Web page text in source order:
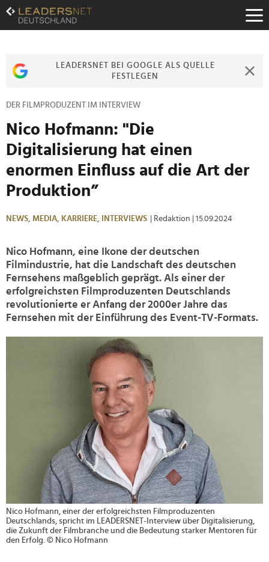
Zum
Inhalt
Zur
Zur
LEADERSNET BEI GOOGLE ALS QUELLE
FESTLEGEN
DER FILMPRODUZENT IM INTERVIEW
Nico Hofmann: "Die
Digitalisierung hat einen
enormen Einfluss auf die Art der
Produktion”
NEWS, MEDIA, KARRIERE, INTERVIEWS | Redaktion | 15.09.2024
Nico Hofmann, eine Ikone der deutschen
Filmindustrie, hat die Landschaft des deutschen
Fernsehens maßgeblich geprägt. Als einer der
erfolgreichsten Filmproduzenten Deutschlands
revolutionierte er Anfang der 2000er Jahre das
Fernsehen mit der Einführung des Event-TV-Formats.
Nico Hofmann, einer der erfolgreichsten Filmproduzenten
Deutschlands, spricht im LEADERSNET-Interview über Digitalisierung,
die Zukunft der Filmbranche und die Bedeutung starker Mentoren für
den Erfolg. © Nico Hofmann